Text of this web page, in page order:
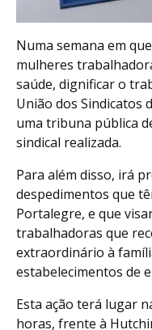
Numa semana em
mulheres
saúde, dignificar o
União dos Sindicatos
uma tribuna pública
sindical realizada.
Para além disso, irá
despedimentos que
Portalegre, e que
trabalhadoras que
extraordinário à
estabelecimentos de
Esta ação terá lugar
horas, frente à